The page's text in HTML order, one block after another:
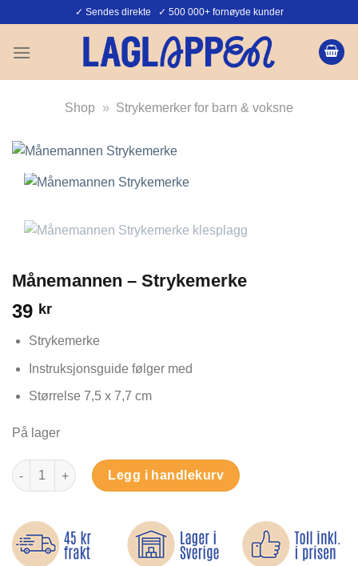
content
✓ Sendes direkte ✓ 500 000+ fornøyde kunder
Shop » Strykemerker for barn & voksne
Månemannen – Strykemerke
39 kr
Strykemerke
Instruksjonsguide følger med
Størrelse 7,5 x 7,7 cm
På lager
Månemannen - Strykemerke antall
Legg i handlekurv